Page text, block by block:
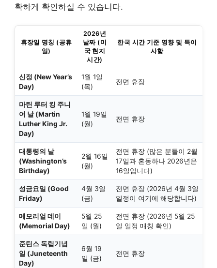
확하게 확인하실 수 있습니다.
휴장일 명칭 (공휴
일)
2026년
날짜 (미
국 현지
시간)
한국 시간 기준 영향 및 특이
사항
신정 (New Year’s
Day)
1월 1일
(목)
전면 휴장
마틴 루터 킹 주니
어 날 (Martin
Luther King Jr.
Day)
1월 19일
(월)
전면 휴장
대통령의 날
(Washington’s
Birthday)
2월 16일
(월)
전면 휴장 (많은 분들이 2월
17일과 혼동하나 2026년은
16일입니다)
성금요일 (Good
Friday)
4월 3일
(금)
전면 휴장 (2026년 4월 3일
일정이 여기에 해당합니다)
메모리얼 데이
(Memorial Day)
5월 25
일 (월)
전면 휴장 (2026년 5월 25
일 일정 매칭 확인)
준틴스 독립기념
일 (Juneteenth
Day)
6월 19
일 (금)
전면 휴장